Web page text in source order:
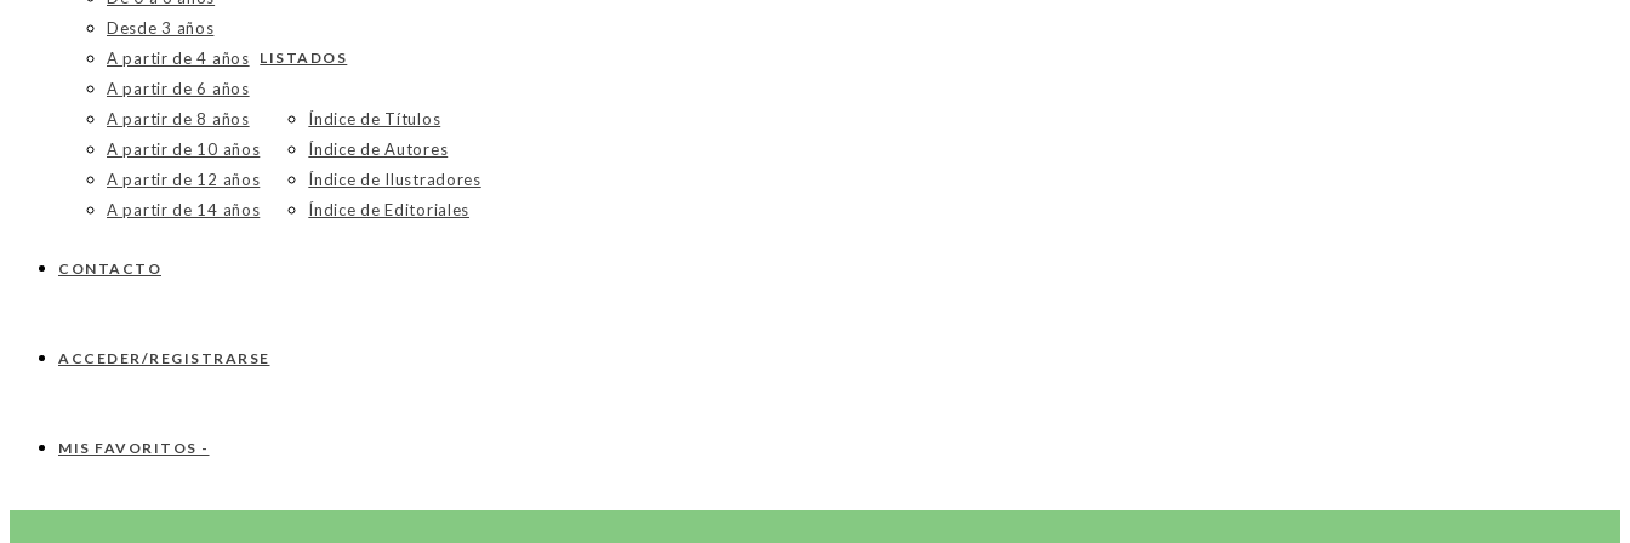
Desde 3 años
A partir de 4 años
A partir de 6 años
A partir de 8 años
A partir de 10 años
A partir de 12 años
A partir de 14 años
LISTADOS
Índice de Títulos
Índice de Autores
Índice de Ilustradores
Índice de Editoriales
CONTACTO
ACCEDER/REGISTRARSE
MIS FAVORITOS -